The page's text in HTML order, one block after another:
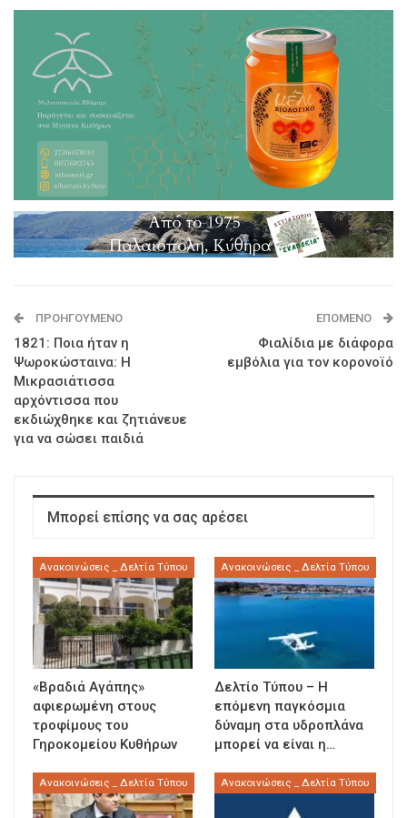
ΠΡΟΗΓΟΎΜΕΝΟ
1821: Ποια ήταν η
Ψωροκώσταινα: Η
Μικρασιάτισσα
αρχόντισσα που
εκδιώχθηκε και ζητιάνευε
για να σώσει παιδιά
ΕΠΌΜΕΝΟ
Φιαλίδια με διάφορα
εμβόλια για τον κορονοϊό
Μπορεί επίσης να σας αρέσει
Ανακοινώσεις _ Δελτία Τύπου
«Βραδιά Αγάπης»
αφιερωμένη στους
τροφίμους του
Γηροκομείου Κυθήρων
Ανακοινώσεις _ Δελτία Τύπου
Δελτίο Τύπου – Η
επόμενη παγκόσμια
δύναμη στα υδροπλάνα
μπορεί να είναι η…
Ανακοινώσεις _ Δελτία Τύπου Ανακοινώσεις _ Δελτία Τύπου